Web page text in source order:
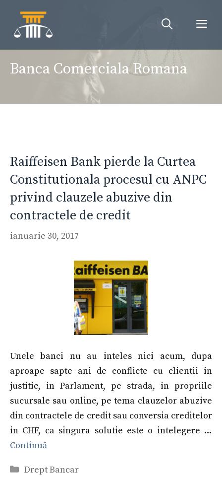
conținut
Banca Comerciala Romana
Raiffeisen Bank pierde la Curtea
Constitutionala procesul cu ANPC
privind clauzele abuzive din
contractele de credit
ianuarie 30, 2017
Unele banci nu au inteles nici acum, dupa
aproape sapte ani de conflicte cu clientii in
justitie, in Parlament, pe strada, in propriile
sucursale sau online, pe tema clauzelor abuzive
din contractele de credit sau conversia creditelor
in CHF, ca singura solutie este o intelegere …
Continuă
Categorii
Drept Bancar